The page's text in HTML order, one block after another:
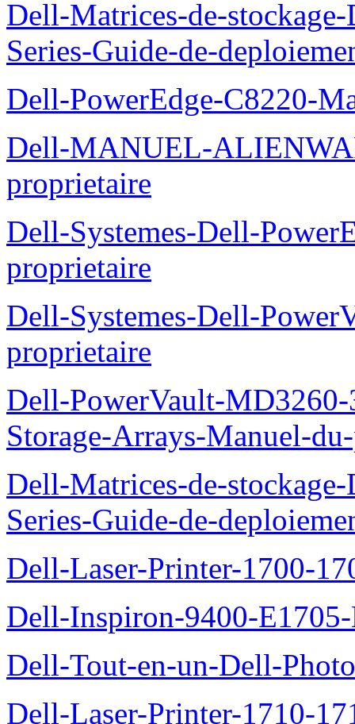
Dell-Matrices-de-
Series-Guide-de-
Dell-PowerEdge-C8220-
Dell-MANUEL-
proprietaire
Dell-Systemes-Dell-
proprietaire
Dell-Systemes-Dell-
proprietaire
Dell-PowerVault-
Storage-Arrays-Manuel-
Dell-Matrices-de-
Series-Guide-de-
Dell-Laser-Printer-1700-
Dell-Inspiron-9400-
Dell-Tout-en-un-Dell-
Dell-Laser-Printer-1710-